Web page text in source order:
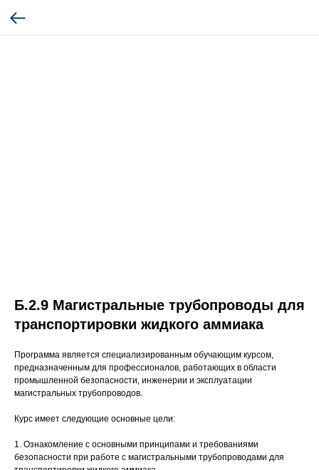
Б.2.9 Магистральные трубопроводы для
транспортировки жидкого аммиака
Программа является специализированным обучающим курсом,
предназначенным для профессионалов, работающих в области
промышленной безопасности, инженерии и эксплуатации
магистральных трубопроводов.
Курс имеет следующие основные цели:
1. Ознакомление с основными принципами и требованиями
безопасности при работе с магистральными трубопроводами для